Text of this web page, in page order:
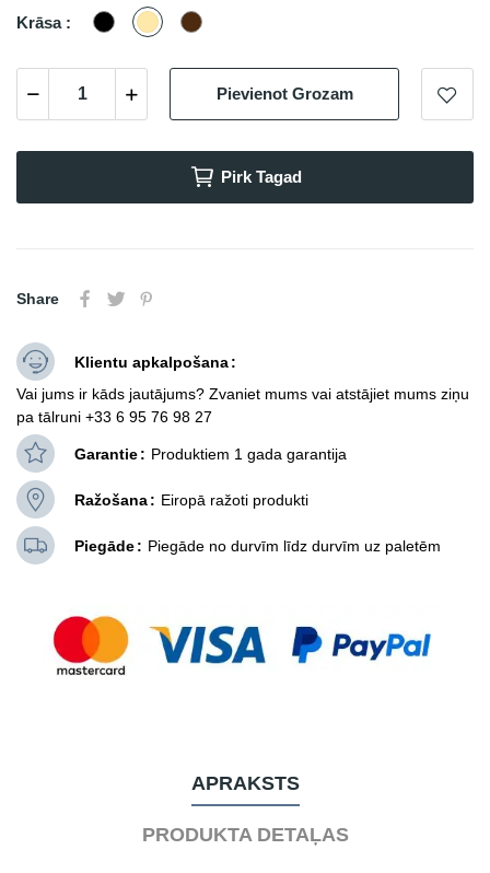
Krāsa : MelnaBois
Clair
Bois
Pievienot Grozam
Pirk Tagad
Share
Klientu apkalpošana
Vai jums ir kāds jautājums? Zvaniet mums vai atstājiet mums ziņu
pa tālruni +33 6 95 76 98 27
Garantie Produktiem 1 gada garantija
Ražošana Eiropā ražoti produkti
Piegāde Piegāde no durvīm līdz durvīm uz paletēm
APRAKSTS
PRODUKTA DETAĻAS